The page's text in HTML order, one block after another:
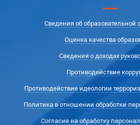
Сведения об образовательной
Оценка качества
Сведения о доходах
Противодействие
Противодействие идеологии
Политика в отношении обработки
Согласие на обработку